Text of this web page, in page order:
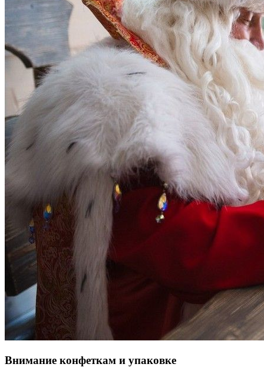
Внимание конфеткам и упаковке